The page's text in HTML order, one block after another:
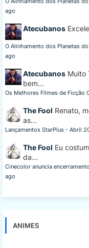
ago
Atecubanos
O Alinhamento dos Planetas
ago
Atecubanos Muito
bem...
Os Melhores Filmes de Ficção
The Fool Renato,
as...
Lançamentos StarPlus - Abril
The Fool Eu
da...
Cinecolor anuncia
ago
ANIMES